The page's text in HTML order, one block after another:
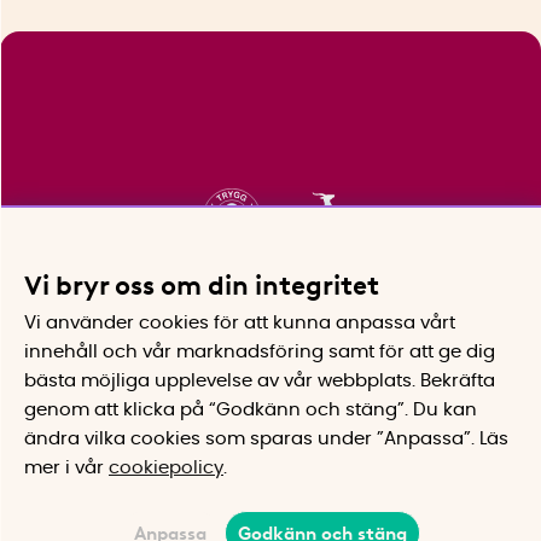
Vi bryr oss om din integritet
Vi använder cookies för att kunna anpassa vårt
innehåll och vår marknadsföring samt för att ge dig
bästa möjliga upplevelse av vår webbplats.
Bekräfta
genom att klicka på “Godkänn och stäng”. Du kan
ändra vilka cookies som sparas under ”Anpassa”.
Läs
mer i vår cookiepolicy
Anpassa Godkänn och stäng